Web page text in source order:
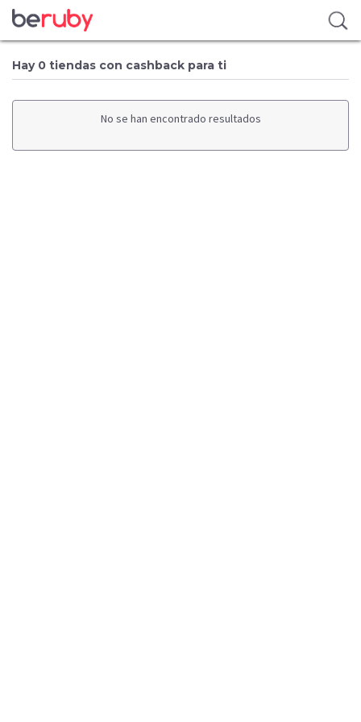
Hay 0 tiendas con cashback para ti
No se han encontrado resultados